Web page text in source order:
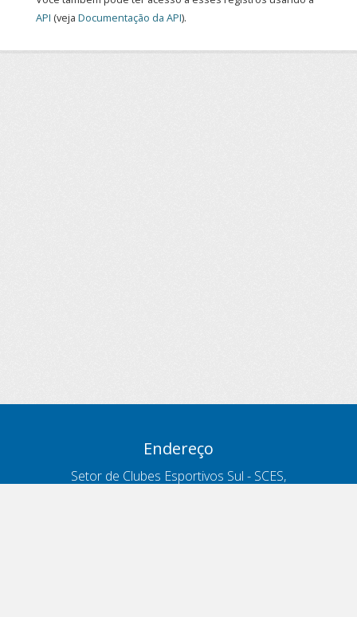
API (veja Documentação da API).
Endereço
Setor de Clubes Esportivos Sul - SCES,